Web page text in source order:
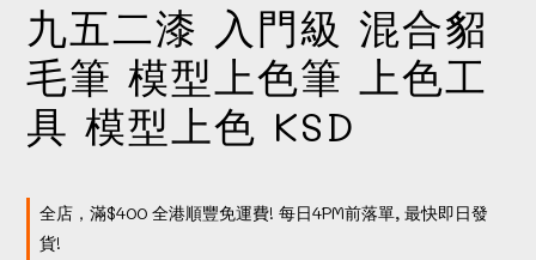
九五二漆 入門級 混合貂
毛筆 模型上色筆 上色工
具 模型上色 KSD
全店，滿$400 全港順豐免運費! 每日4PM前落單, 最快即日發
貨!